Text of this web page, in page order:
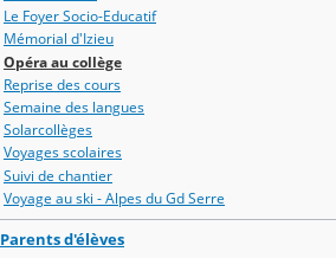
Le Foyer Socio-Educatif
Mémorial d'Izieu
Opéra au collège
Reprise des cours
Semaine des langues
Solarcollèges
Voyages scolaires
Suivi de chantier
Voyage au ski - Alpes du Gd Serre
Parents d'élèves